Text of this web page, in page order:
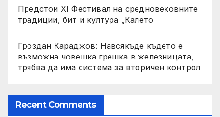
Предстои XI Фестивал на средновековните
традиции, бит и култура „Калето
Гроздан Караджов: Навсякъде където е
възможна човешка грешка в железницата,
трябва да има система за вторичен контрол
Recent Comments